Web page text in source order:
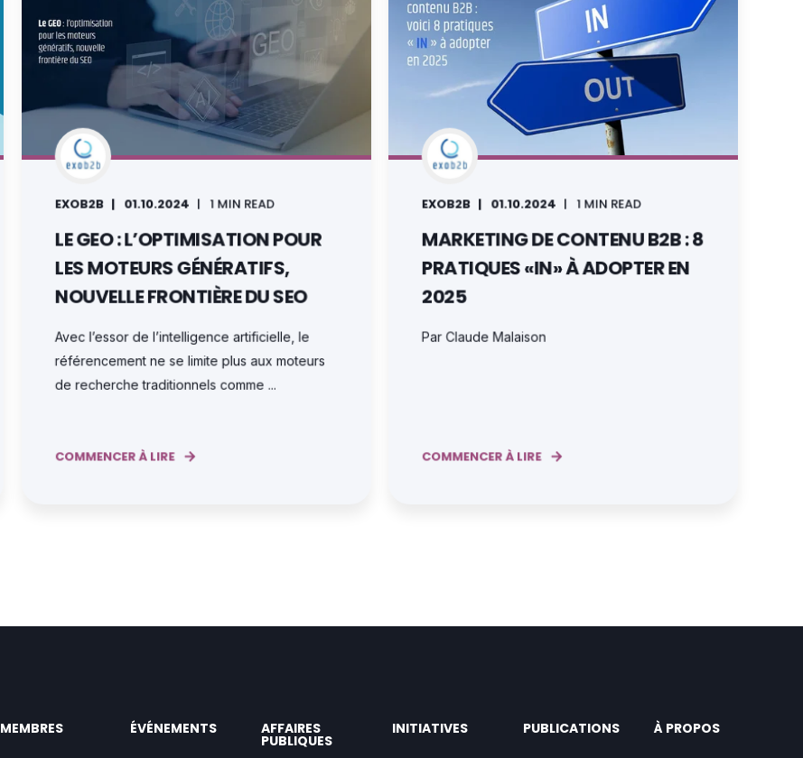
EXOB2B 01.10.2024 1 MIN READ
LE GEO : L’OPTIMISATION POUR
LES MOTEURS GÉNÉRATIFS,
NOUVELLE FRONTIÈRE DU SEO
Avec l’essor de l’intelligence artificielle, le
référencement ne se limite plus aux moteurs
de recherche traditionnels comme ...
COMMENCER À LIRE
EXOB2B 01.10.2024 1 MIN READ
MARKETING DE CONTENU B2B : 8
PRATIQUES «IN» À ADOPTER EN
2025
Par Claude Malaison
COMMENCER À LIRE
MEMBRES ÉVÉNEMENTS AFFAIRES
PUBLIQUES
INITIATIVES PUBLICATIONS À PROPOS